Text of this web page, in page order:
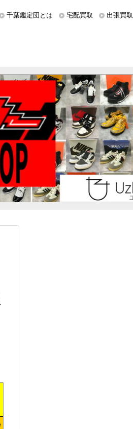
千葉鑑定団とは 宅配買取 出張買取